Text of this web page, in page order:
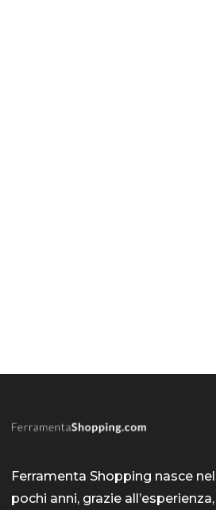
Ferramenta Shopping nasce nel
pochi anni, grazie